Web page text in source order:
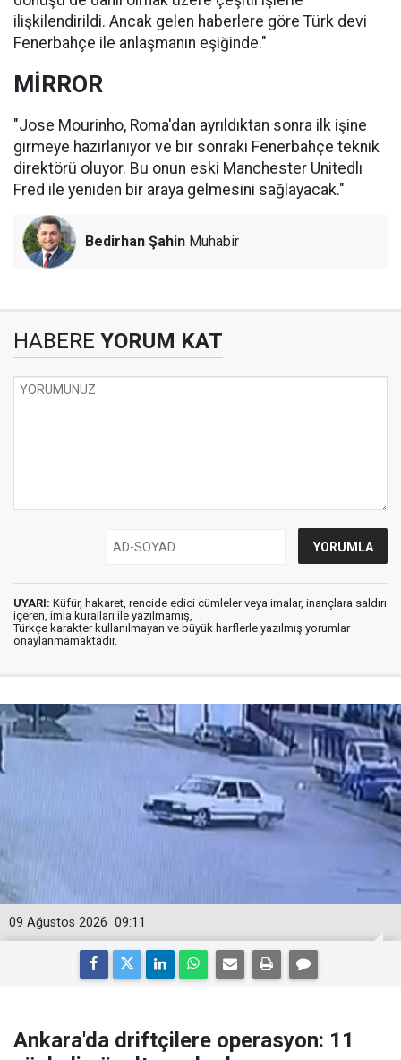
ilişkilendirildi. Ancak gelen haberlere göre Türk devi
Fenerbahçe ile anlaşmanın eşiğinde."
MİRROR
"Jose Mourinho, Roma'dan ayrıldıktan sonra ilk işine
girmeye hazırlanıyor ve bir sonraki Fenerbahçe teknik
direktörü oluyor. Bu onun eski Manchester Unitedlı
Fred ile yeniden bir araya gelmesini sağlayacak."
Bedirhan Şahin Muhabir
HABERE YORUM KAT
UYARI: Küfür, hakaret, rencide edici cümleler veya imalar, inançlara saldırı
içeren, imla kuralları ile yazılmamış,
Türkçe karakter kullanılmayan ve büyük harflerle yazılmış yorumlar
onaylanmamaktadır.
09:11
09 Ağustos 2026
Ankara'da driftçilere operasyon: 11